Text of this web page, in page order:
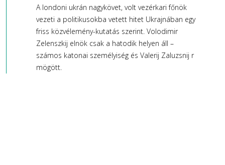
A londoni ukrán nagykövet, volt vezérkari főnök
vezeti a politikusokba vetett hitet Ukrajnában egy
friss közvélemény-kutatás szerint. Volodimir
Zelenszkij elnök csak a hatodik helyen áll –
számos katonai személyiség és Valerij Zaluzsnij r
mögött.